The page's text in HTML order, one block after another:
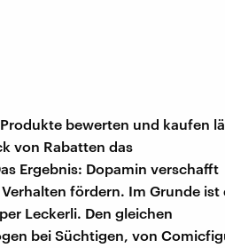
bewerten und kaufen
von Rabatten das
Ergebnis: Dopamin verschafft
fördern. Im Grunde ist
Leckerli. Den gleichen
bei Süchtigen, von